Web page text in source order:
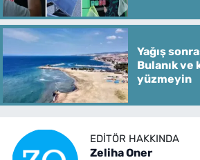
Yağış
Bulanık ve
yüzmeyin
EDITÖR HAKKINDA
Zeliha Oner